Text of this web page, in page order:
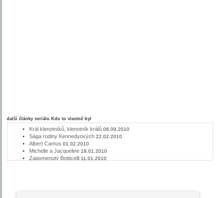
další články seriálu Kdo to vlastně byl
Král klenotníků, klenotník králů 06.09.2010
Sága rodiny Kennedyových 22.02.2010
Albert Camus 01.02.2010
Michelle a Jacqueline 18.01.2010
Zapomenutý Botticelli 11.01.2010